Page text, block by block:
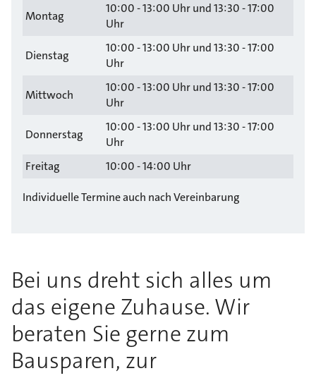
Montag
10:00 - 13:00 Uhr und 13:30 - 17:00
Uhr
Dienstag
10:00 - 13:00 Uhr und 13:30 - 17:00
Uhr
Mittwoch
10:00 - 13:00 Uhr und 13:30 - 17:00
Uhr
Donnerstag
10:00 - 13:00 Uhr und 13:30 - 17:00
Uhr
Freitag
10:00 - 14:00 Uhr
Individuelle Termine auch nach Vereinbarung
Bei uns dreht sich alles um
das eigene Zuhause. Wir
beraten Sie gerne zum
Bausparen, zur